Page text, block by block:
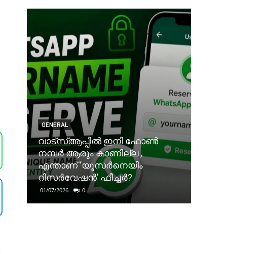
GENERAL
വാട്‌സ്ആപ്പിൽ ഇനി ഫോൺ
നമ്പർ ആരും കാണില്ല ,
എന്താണ് ‘യൂസർനെയിം
റിസർവേഷൻ’ ഫീച്ചർ?
01/07/2026 0